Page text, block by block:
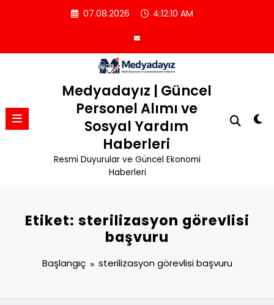
07.08.2026 4:12:11 AM
Medyadayız | Güncel
Personel Alımı ve
Sosyal Yardım
Haberleri
Resmi Duyurular ve Güncel Ekonomi
Haberleri
Etiket: sterilizasyon görevlisi
başvuru
Başlangıç sterilizasyon görevlisi başvuru